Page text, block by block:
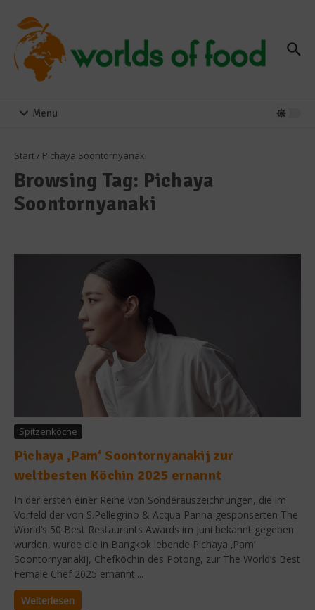
Menu
Start/ Pichaya Soontornyanaki
Browsing Tag: Pichaya
Soontornyanaki
Spitzenköche
Pichaya ‚Pam‘ Soontornyanakij zur
weltbesten Köchin 2025 ernannt
In der ersten einer Reihe von Sonderauszeichnungen, die im
Vorfeld der von S.Pellegrino & Acqua Panna gesponserten The
World’s 50 Best Restaurants Awards im Juni bekannt gegeben
wurden, wurde die in Bangkok lebende Pichaya ‚Pam‘
Soontornyanakij, Chefköchin des Potong, zur The World’s Best
Female Chef 2025 ernannt....
Weiterlesen